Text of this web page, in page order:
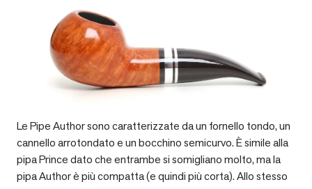
Le Pipe Author sono caratterizzate da un fornello tondo, un
cannello arrotondato e un bocchino semicurvo. È simile alla
pipa Prince dato che entrambe si somigliano molto, ma la
pipa Author è più compatta (e quindi più corta). Allo stesso